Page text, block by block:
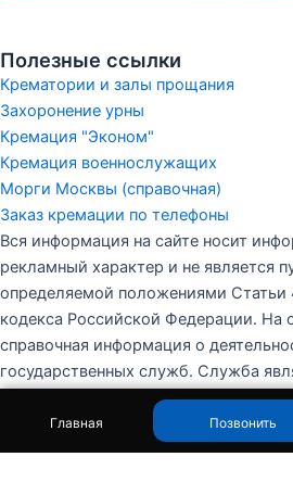
В какой морг отвезли
Главная Позвонить
Полезные ссылки
Крематории и залы прощания
Захоронение урны
Кремация "Эконом"
Кремация военнослужащих
Морги Москвы (справочная)
Заказ кремации по телефоны
Вся информация на сайте носит
рекламный характер и не является
определяемой положениями Статьи
кодекса Российской Федерации. На
справочная информация о
государственных служб. Служба
ритуальной службой.
©2010-2026 Московская служба